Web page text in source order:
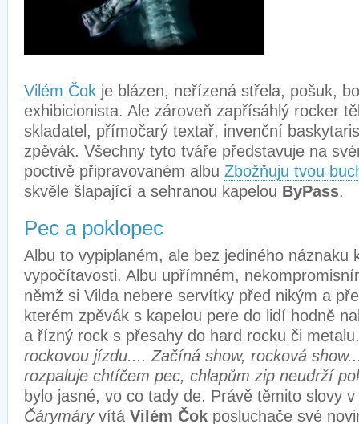
Vilém Čok je blázen, neřízená střela, pošuk,
exhibicionista. Ale zároveň zapřísáhlý rocker
skladatel, přímočarý textař, invenční
zpěvák. Všechny tyto tváře představuje na
poctivě připravovaném albu Zbožňuju tvou
skvěle šlapající a sehranou kapelou ByPass.
Pec a poklopec
Albu to vypiplaném, ale bez jediného náznaku
vypočítavosti. Albu upřímném,
němž si Vilda nebere servítky před nikým a
kterém zpěvák s kapelou pere do lidí hodně
a řízný rock s přesahy do hard rocku či
rockovou jízdu.... Začíná show, rocková
rozpaluje chtíčem pec, chlapům zip neudrží
bylo jasné, vo co tady de. Právě těmito slovy
Čárymáryvítá Vilém Čok posluchače své